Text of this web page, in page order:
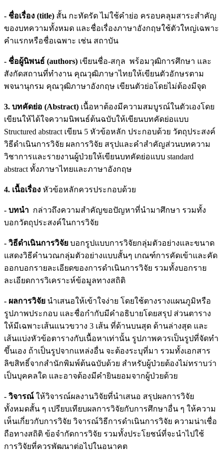
- ชื่อเรื่อง (title) สั้น กะทัดรัด ไม่ใช้คำย่อ ครอบคลุมสาระสำคัญ
ของบทความทั้งหมด และชื่อเรื่องภาษาอังกฤษใช้ตัวใหญ่เฉพาะ
คำแรกหรือชื่อเฉพาะ เช่น สถาบัน
- ชื่อผู้นิพนธ์ (authors) เขียนชื่อ-สกุล พร้อมวุฒิการศึกษา และ
สังกัดสถานที่ทำงาน คุณวุฒิภาษาไทยให้เขียนตัวอักษรตาม
พจนานุกรม คุณวุฒิภาษาอังกฤษ เขียนตัวย่อโดยไม่ต้องมีจุด
3. บทคัดย่อ (Abstract) เนื้อหาต้องมีความสมบูรณ์ในตัวเองโดย
เขียนให้ได้ใจความนิพนธ์ต้นฉบับให้เขียนบทคัดย่อแบบ
Structured abstract เขียน 5 หัวข้อหลัก ประกอบด้วย วัตถุประสงค์
วิธีดำเนินการวิจัย ผลการวิจัย สรุปและคำสำคัญส่วนบทความ
วิชาการและรายงานผู้ป่วยให้เขียนบทคัดย่อแบบ standard
abstract ทั้งภาษาไทยและภาษาอังกฤษ
4. เนื้อเรื่อง หัวข้อหลักควรประกอบด้วย
- บทนำ กล่าวถึงความสำคัญขอปัญหาที่นำมาศึกษา รวมทั้ง
บอกวัตถุประสงค์ในการวิจัย
- วิธีดำเนินการวิจัย บอกรูปแบบการวิจัยกลุ่มตัวอย่างและขนาด
แสดงวิธีคำนวณกลุ่มตัวอย่างแบบสั้นๆ เกณฑ์การคัดเข้าและคัด
ออกบอกรายละเอียดของการดำเนินการวิจัย รวมทั้งบอกราย
ละเอียดการวิเคราะห์ข้อมูลทางสถิติ
- ผลการวิจัย นำเสนอให้เข้าใจง่าย โดยใช้ตางรางแผนภูมิหรือ
รูปภาพประกอบ และชื่อกำกับมีคำอธิบายโดยสรุป ส่วนตาราง
ให้มีเฉพาะเส้นแนวขวาง 3 เส้น ที่ด้านบนสุด ด้านล่างสุด และ
เส้นแบ่งหัวข้อตารางกับเนื้อหาเท่านั้น รูปภาพควรเป็นรูปที่จัดทำ
ขึ้นเอง ถ้าเป็นรูปจากแหล่งอื่น จะต้องระบุที่มา รวมทั้งเอกสาร
ลิขสิทธิ์จากสำนักพิมพ์ต้นฉบับด้วย สำหรับผู้ป่วยต้องไม่ทราบว่า
เป็นบุคคลใด และอาจต้องมีคำยินยอมจากผู้ป่วยด้วย
- วิจารณ์ ให้วิจารณ์ผลงานวิจัยที่นำเสนอ สรุปผลการวิจัย
ทั้งหมดสั้น ๆ เปรียบเทียบผลการวิจัยกับการศึกษาอื่น ๆ ให้ความ
เห็นเกี่ยวกับการวิจัย วิจารณ์วิธีการดำเนินการวิจัย ความน่าเชื่อ
ถือทางสถิติ ข้อจำกัดการวิจัย รวมทั้งประโยชน์ที่จะนำไปใช้
การวิจัยที่ควรพัฒนาต่อไปในอนาคต